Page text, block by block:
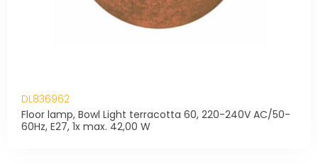
DL836962
Floor lamp, Bowl Light terracotta 60, 220-240V AC/50-
60Hz, E27, 1x max. 42,00 W